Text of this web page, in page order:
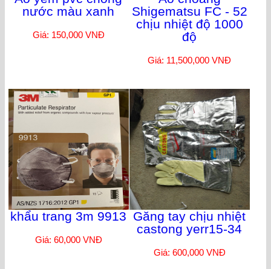
nước màu xanh
Giá: 150,000 VNĐ
Shigematsu FC - 52
chịu nhiệt độ 1000
độ
Giá: 11,500,000 VNĐ
khẩu trang 3m 9913
Giá: 60,000 VNĐ
Găng tay chịu nhiệt
castong yerr15-34
Giá: 600,000 VNĐ